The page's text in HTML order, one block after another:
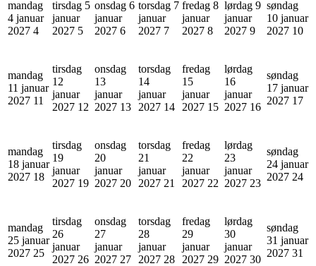
mandag
4 januar
2027 4
tirsdag 5
januar
2027 5
onsdag 6
januar
2027 6
torsdag 7
januar
2027 7
fredag 8
januar
2027 8
lørdag 9
januar
2027 9
søndag
10 januar
2027 10
mandag
11 januar
2027 11
tirsdag
12
januar
2027 12
onsdag
13
januar
2027 13
torsdag
14
januar
2027 14
fredag
15
januar
2027 15
lørdag
16
januar
2027 16
søndag
17 januar
2027 17
mandag
18 januar
2027 18
tirsdag
19
januar
2027 19
onsdag
20
januar
2027 20
torsdag
21
januar
2027 21
fredag
22
januar
2027 22
lørdag
23
januar
2027 23
søndag
24 januar
2027 24
mandag
25 januar
2027 25
tirsdag
26
januar
2027 26
onsdag
27
januar
2027 27
torsdag
28
januar
2027 28
fredag
29
januar
2027 29
lørdag
30
januar
2027 30
søndag
31 januar
2027 31